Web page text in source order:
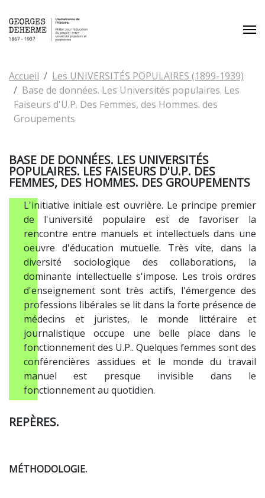
Accueil
Les UNIVERSITÉS POPULAIRES (1899-1939)
Base de données. Les Universités populaires. Les
Faiseurs d'U.P. Des Femmes, des Hommes. des
Groupements
BASE DE DONNÉES. LES UNIVERSITÉS
POPULAIRES. LES FAISEURS D'U.P. DES
FEMMES, DES HOMMES. DES GROUPEMENTS
L'initiative initiale est ouvrière. Le principe premier
de l'université populaire est de favoriser la
rencontre entre manuels et intellectuels dans une
oeuvre d'éducation mutuelle. Très vite, dans la
diversité sociologique des collaborations, la
dominante intellectuelle s'impose. Les trois ordres
d'enseignement sont très actifs, l'émergence des
professions libérales se lit dans la forte présence de
médecins et juristes, le monde littéraire et
journalistique occupe une belle place dans le
fonctionnement des U.P.. Quelques femmes sont des
conférencières assidues et le monde du travail
manuel est presque invisible dans le
fonctionnement au quotidien.
REPÈRES.
MÉTHODOLOGIE.